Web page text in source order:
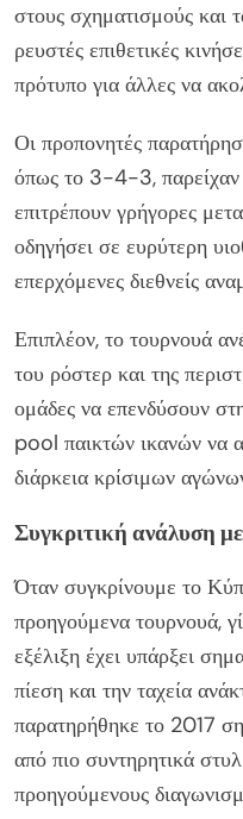
στους σχηματισμούς και
ρευστές επιθετικές
πρότυπο για άλλες να
Οι προπονητές
όπως το 3-4-3, παρείχαν
επιτρέπουν γρήγορες
οδηγήσει σε ευρύτερη
επερχόμενες διεθνείς
Επιπλέον, το τουρνουά
του ρόστερ και της
ομάδες να επενδύσουν
pool παικτών ικανών να
διάρκεια κρίσιμων
Συγκριτική ανάλυση
Όταν συγκρίνουμε το
προηγούμενα τουρνουά,
εξέλιξη έχει υπάρξει
πίεση και την ταχεία
παρατηρήθηκε το 2017
από πιο συντηρητικά
προηγούμενους